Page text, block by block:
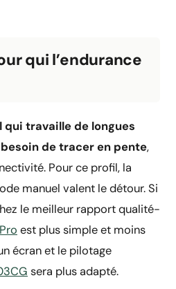
qui l’endurance
qui travaille de longues
de tracer en pente,
Pour ce profil, la
manuel valent le détour. Si
le meilleur rapport qualité-
est plus simple et moins
écran et le pilotage
sera plus adapté.